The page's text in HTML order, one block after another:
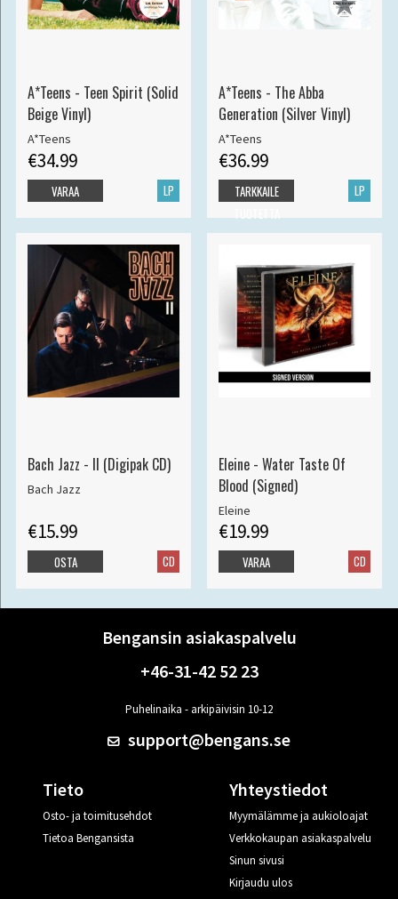
A*Teens - Teen Spirit (Solid
Beige Vinyl)
A*Teens
€34.99
LP
VARAA
A*Teens - The Abba
Generation (Silver Vinyl)
A*Teens
€36.99
LP
TARKKAILE
Bach Jazz - II (Digipak CD)
Bach Jazz
€15.99
CD
OSTA
Eleine - Water Taste Of
Blood (Signed)
Eleine
€19.99
CD
VARAA
Bengansin asiakaspalvelu
+46-31-42 52 23
Puhelinaika - arkipäivisin 10-12
support@bengans.se
Tieto
Osto- ja toimitusehdot
Tietoa Bengansista
Yhteystiedot
Myymälämme ja aukioloajat
Verkkokaupan asiakaspalvelu
Sinun sivusi
Kirjaudu ulos